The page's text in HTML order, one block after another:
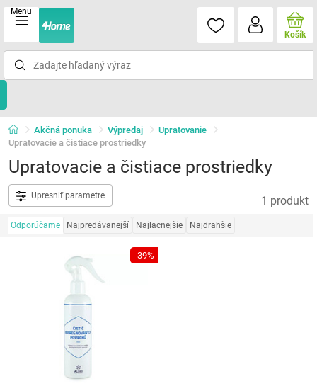
Menu
Košík
Akčná ponuka Výpredaj
Upratovanie
Upratovacie a čistiace prostriedky
Upratovacie a čistiace prostriedky
Upresniť parametre 1 produkt
Odporúčame Najpredávanejší Najlacnejšie Najdrahšie
-39%